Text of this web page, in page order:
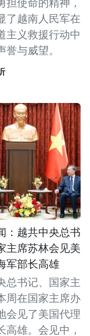
了越南人民军在
主义救援行动中
誉与威望。
：越共中央总书
主席苏林会见美
军部长高雄
总书记、国家主
周在国家主席办
会见了美国代理
高雄。会见中，